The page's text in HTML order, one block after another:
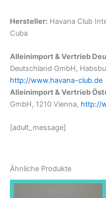
Hersteller: Havana Club
Cuba
Alleinimport & Vertrieb
Deutschland GmbH,
http://www.havana-club.de
Alleinimport & Vertrieb
GmbH, 1210 Vienna, http://
[adult_message]
Ähnliche Produkte